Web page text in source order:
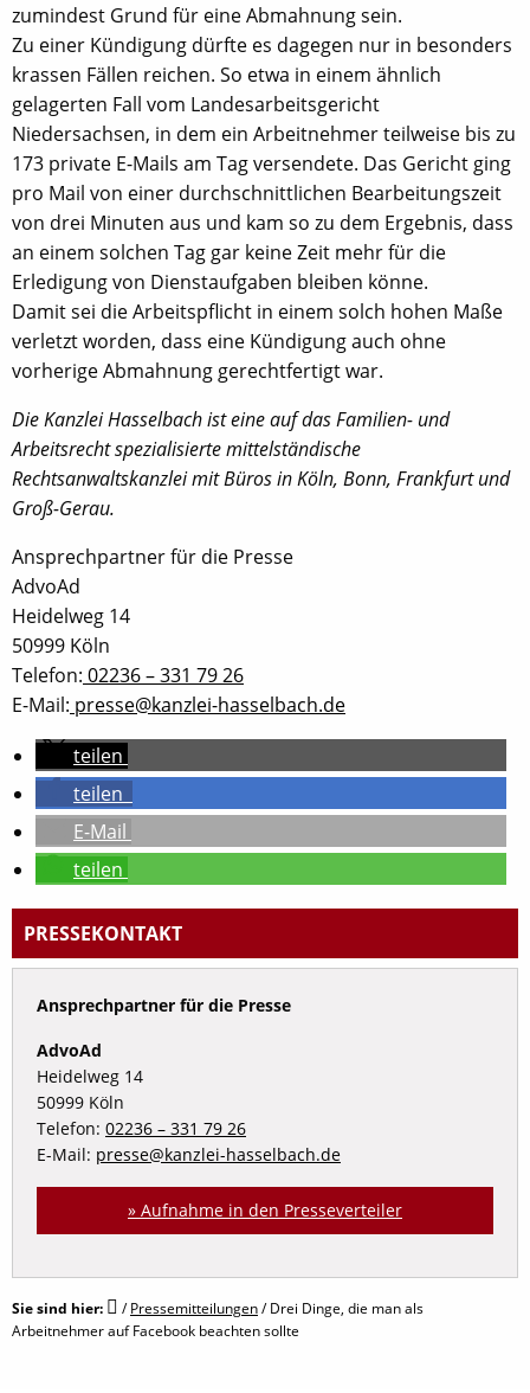
zumindest Grund für eine Abmahnung sein.
Zu einer Kündigung dürfte es dagegen nur in besonders
krassen Fällen reichen. So etwa in einem ähnlich
gelagerten Fall vom Landesarbeitsgericht
Niedersachsen, in dem ein Arbeitnehmer teilweise bis zu
173 private E-Mails am Tag versendete. Das Gericht ging
pro Mail von einer durchschnittlichen Bearbeitungszeit
von drei Minuten aus und kam so zu dem Ergebnis, dass
an einem solchen Tag gar keine Zeit mehr für die
Erledigung von Dienstaufgaben bleiben könne.
Damit sei die Arbeitspflicht in einem solch hohen Maße
verletzt worden, dass eine Kündigung auch ohne
vorherige Abmahnung gerechtfertigt war.
Die Kanzlei Hasselbach ist eine auf das Familien- und
Arbeitsrecht spezialisierte mittelständische
Rechtsanwaltskanzlei mit Büros in Köln, Bonn, Frankfurt und
Groß-Gerau.
Ansprechpartner für die Presse
AdvoAd
Heidelweg 14
50999 Köln
Telefon: 02236 – 331 79 26
E-Mail: presse@kanzlei-hasselbach.de
teilen
teilen
E-Mail
teilen
PRESSEKONTAKT
Ansprechpartner für die Presse
AdvoAd
Heidelweg 14
50999 Köln
Telefon: 02236 – 331 79 26
E-Mail: presse@kanzlei-hasselbach.de
» Aufnahme in den Presseverteiler
Sie sind hier: /Pressemitteilungen/Drei Dinge, die man als
Arbeitnehmer auf Facebook beachten sollte